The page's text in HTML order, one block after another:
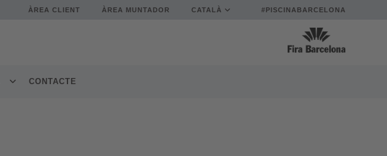
ÀREA CLIENT ÀREA MUNTADOR CATALÀ #PISCINABARCELONA
CONTACTE